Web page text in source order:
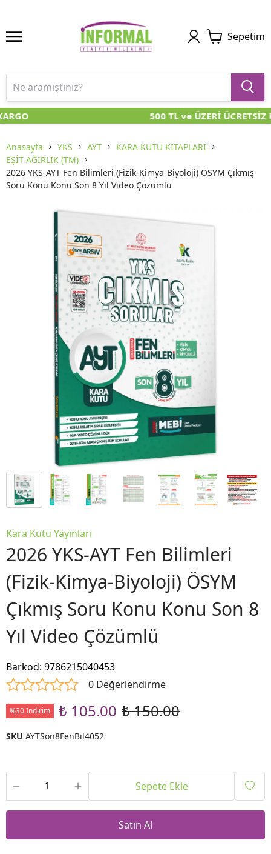
Sepetim
500 TL ve ÜZERİ ÜCRETSİZ
Anasayfa YKS AYT
KARA KUTU KİTAPLARI
EŞİT AĞIRLIK (TM)
2026 YKS-AYT Fen Bilimleri (Fizik-Kimya-Biyoloji) ÖSYM Çıkmış
Soru Konu Konu Son 8 Yıl Video Çözümlü
Kara Kutu Yayınları
2026 YKS-AYT Fen Bilimleri
(Fizik-Kimya-Biyoloji) ÖSYM
Çıkmış Soru Konu Konu Son 8
Yıl Video Çözümlü
Barkod: 9786215040453
0 Değerlendirme
%30 İndirim ₺ 105.00 ₺ 150.00
SKU AYTSon8FenBil4052
Sepete Ekle
Satın Al